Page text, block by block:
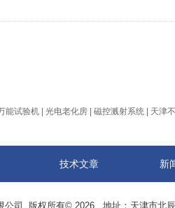
能试验机 光电老化房 磁控溅射系统 天津
技术文章 新
公司 版权所有© 2026 地址：天津市北